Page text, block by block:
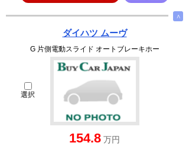
∧
ダイハツ ムーヴ
G 片側電動スライド オートブレーキホー
選択
154.8 万円